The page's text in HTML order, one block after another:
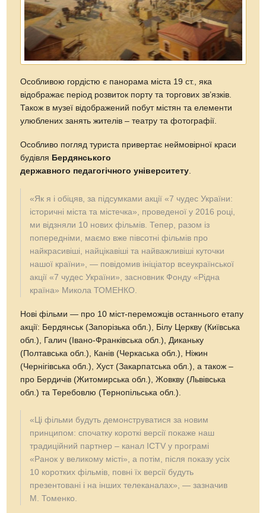
Особливою гордістю є панорама міста 19 ст., яка
відображає період розвиток порту та торгових зв’язків.
Також в музеї відображений побут містян та елементи
улюблених занять жителів – театру та фотографії.
Особливо погляд туриста привертає неймовірної краси
будівля Бердянського
державного педагогічного університету.
«Як я і обіцяв, за підсумками акції «7 чудес України:
історичні міста та містечка», проведеної у 2016 році,
ми відзняли 10 нових фільмів. Тепер, разом із
попередніми, маємо вже півсотні фільмів про
найкрасивіші, найцікавіші та найважливіші куточки
нашої країни», — повідомив ініціатор всеукраїнської
акції «7 чудес України», засновник Фонду «Рідна
країна» Микола ТОМЕНКО.
Нові фільми — про 10 міст-переможців останнього етапу
акції: Бердянськ (Запорізька обл.), Білу Церкву (Київська
обл.), Галич (Івано-Франківська обл.), Диканьку
(Полтавська обл.), Канів (Черкаська обл.), Ніжин
(Чернігівська обл.), Хуст (Закарпатська обл.), а також –
про Бердичів (Житомирська обл.), Жовкву (Львівська
обл.) та Теребовлю (Тернопільська обл.).
«Ці фільми будуть демонструватися за новим
принципом: спочатку короткі версії покаже наш
традиційний партнер – канал ICTV у програмі
«Ранок у великому місті», а потім, після показу усіх
10 коротких фільмів, повні їх версії будуть
презентовані і на інших телеканалах», — зазначив
М. Томенко.